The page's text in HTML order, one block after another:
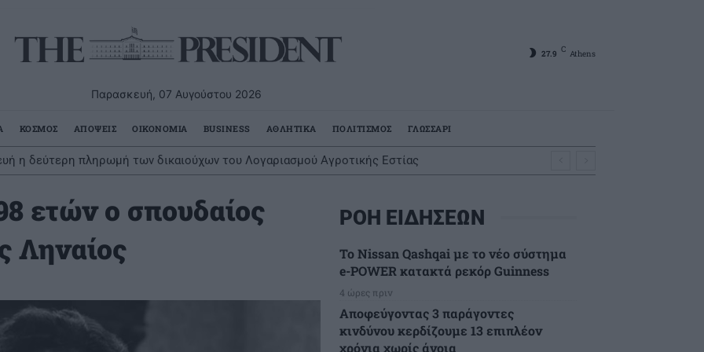
Παρασκευή, 07 Αυγούστου 2026
27.9 C Athens
ΚΟΣΜΟΣ ΑΠΟΨΕΙΣ ΟΙΚΟΝΟΜΙΑ BUSINESS ΑΘΛΗΤΙΚΑ ΠΟΛΙΤΙΣΜΟΣ ΓΛΩΣΣΑΡΙ
η δεύτερη πληρωμή των δικαιούχων του Λογαριασμού Αγροτικής Εστίας
ετών ο σπουδαίος
Ληναίος
ΡΟΗ ΕΙΔΗΣΕΩΝ
Το Nissan Qashqai με το νέο σύστημα
e-POWER κατακτά ρεκόρ Guinness
4 ώρες πριν
Αποφεύγοντας 3 παράγοντες
κινδύνου κερδίζουμε 13 επιπλέον
χρόνια χωρίς άνοια